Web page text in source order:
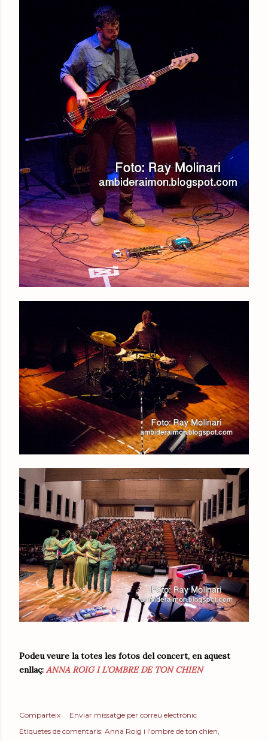
Podeu veure la totes les fotos del concert, en aquest
enllaç: ANNA ROIG I L'OMBRE DE TON CHIEN
Comparteix
Enviar missatge per correu electrònic
Etiquetes de comentaris: Anna Roig i l'ombre de ton chien